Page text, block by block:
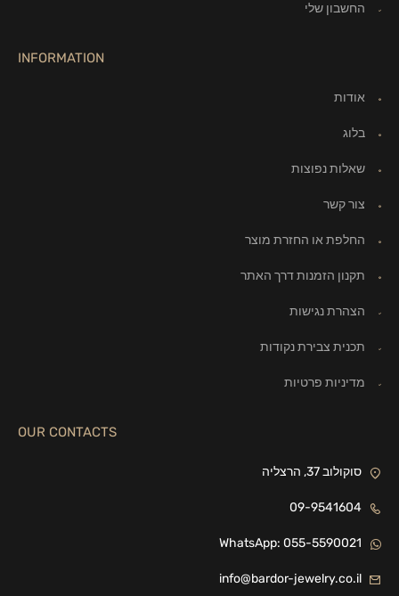
החשבון שלי
INFORMATION
אודות
בלוג
שאלות נפוצות
צור קשר
החלפת או החזרת מוצר
תקנון הזמנות דרך האתר
הצהרת נגישות
תכנית צבירת נקודות
מדיניות פרטיות
OUR CONTACTS
סוקולוב 37, הרצליה
09-9541604
WhatsApp: 055-5590021
info@bardor-jewelry.co.il